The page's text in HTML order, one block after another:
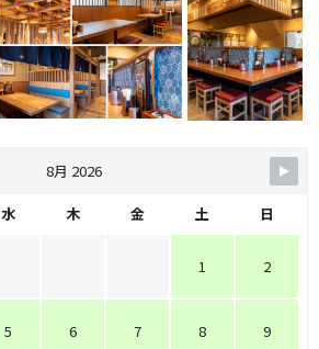
8月 2026
水 木 金 土 日
1 2
5 6 7 8 9